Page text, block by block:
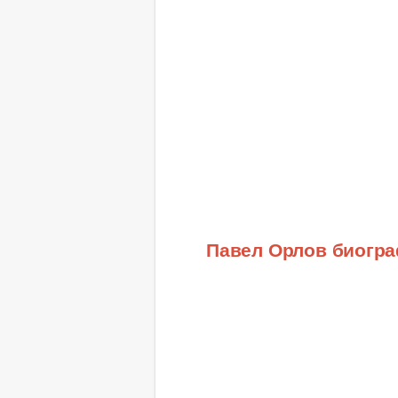
Павел Орлов